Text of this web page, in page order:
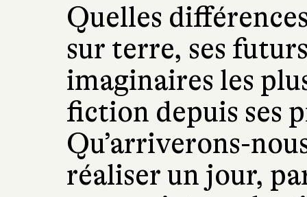
Quelles
sur terre, ses
imaginaires les
fiction depuis ses
Qu’arriverons-
réaliser un jour,